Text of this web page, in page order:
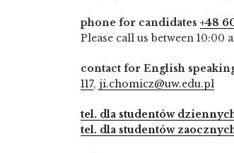
phone for candidates +48
Please call us between 10:00
contact for English
117, ji.chomicz@uw.edu.pl
tel. dla studentów
tel. dla studentów